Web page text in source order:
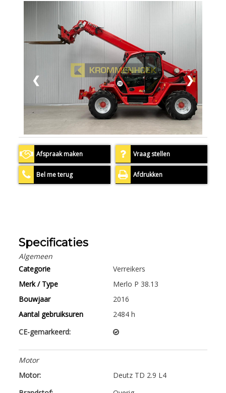
❮ ❯
Afspraak maken Vraag stellen
Bel me terug Afdrukken
Specificaties
Algemeen
Categorie
Verreikers
Merk / Type
Merlo P 38.13
Bouwjaar
2016
Aantal gebruiksuren
2484 h
CE-gemarkeerd:
Motor
Motor:
Deutz TD 2.9 L4